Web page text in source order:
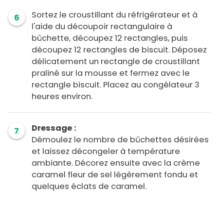
6
Sortez le croustillant du réfrigérateur et à
l'aide du découpoir rectangulaire à
bûchette, découpez 12 rectangles, puis
découpez 12 rectangles de biscuit. Déposez
délicatement un rectangle de croustillant
praliné sur la mousse et fermez avec le
rectangle biscuit. Placez au congélateur 3
heures environ.
7
Dressage :
Démoulez le nombre de bûchettes désirées
et laissez décongeler à température
ambiante. Décorez ensuite avec la crème
caramel fleur de sel légèrement fondu et
quelques éclats de caramel.